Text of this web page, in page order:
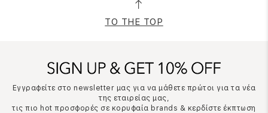
TO THE TOP
Εγγραφείτε στο newsletter μας για να μάθετε πρώτοι για τα νέα
της εταιρείας μας,
τις πιο hot προσφορές σε κορυφαία brands & κερδίστε έκπτωση